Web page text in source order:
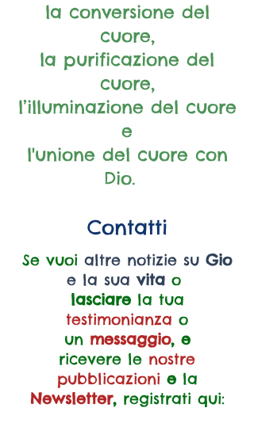
la conversione del
cuore,
la purificazione del
cuore,
l’illuminazione del cuore
e
l'unione del cuore con
Dio.
Contatti
Se vuoi altre notizie su Gio
e la sua vita o
lasciare la tua
testimonianza o
un messaggio, e
ricevere le nostre
pubblicazioni e la
Newsletter, registrati qui: